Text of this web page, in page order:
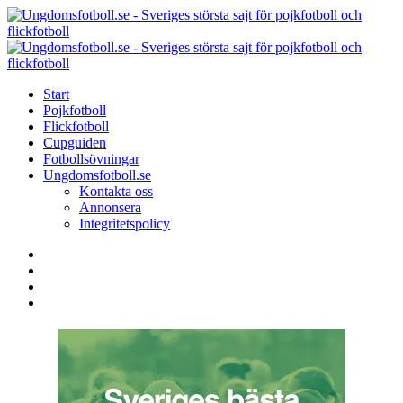
Menu
Search
Menu
Start
Pojkfotboll
Flickfotboll
Cupguiden
Fotbollsövningar
Ungdomsfotboll.se
Kontakta oss
Annonsera
Integritetspolicy